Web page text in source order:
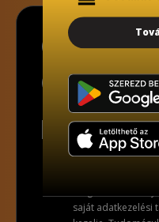
Alulírott, az
Általános
bekezdés a)
alapján -
megadott
saját adatkezelési